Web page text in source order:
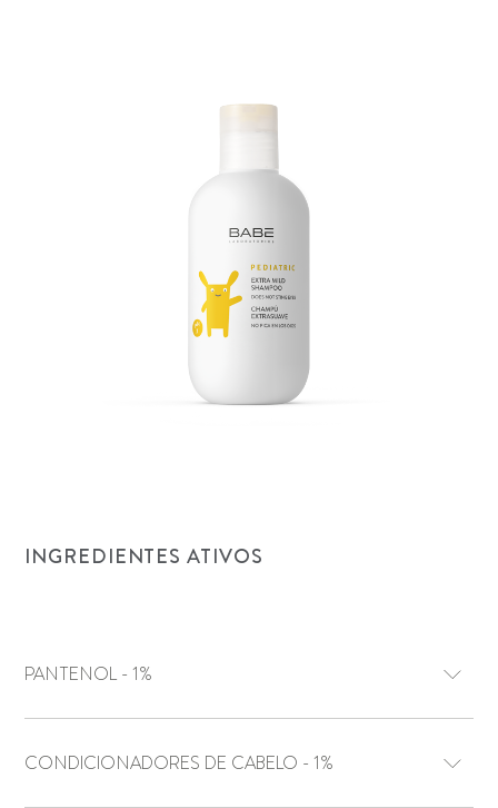
INGREDIENTES ATIVOS
PANTENOL - 1%
CONDICIONADORES DE CABELO - 1%